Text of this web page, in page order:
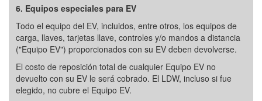
6. Equipos especiales para EV
Todo el equipo del EV, incluidos, entre otros, los equipos de
carga, llaves, tarjetas llave, controles y/o mandos a distancia
("Equipo EV") proporcionados con su EV deben devolverse.
El costo de reposición total de cualquier Equipo EV no
devuelto con su EV le será cobrado. El LDW, incluso si fue
elegido, no cubre el Equipo EV.